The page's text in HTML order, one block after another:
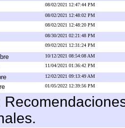
08/02/2021 12:47:44 PM
08/02/2021 12:48:02 PM
08/02/2021 12:48:20 PM
08/30/2021 02:21:48 PM
09/02/2021 12:31:24 PM
10/12/2021 08:54:08 AM
11/04/2021 01:36:42 PM
12/02/2021 09:13:49 AM
01/05/2022 12:39:56 PM